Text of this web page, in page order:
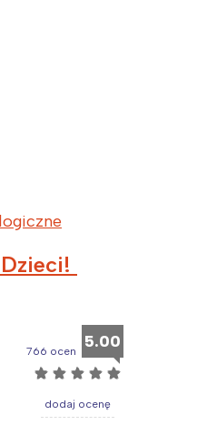
766 ocen 5.00
☆ ☆ ☆ ☆ ☆
dodaj ocenę